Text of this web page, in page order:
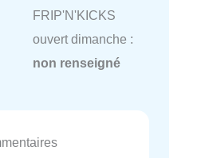
FRIP'N'KICKS
ouvert dimanche :
non renseigné